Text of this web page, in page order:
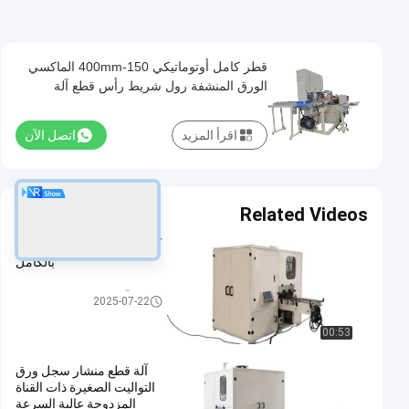
قطر كامل أوتوماتيكي 150-400mm الماكسي
الورق المنشفة رول شريط رأس قطع آلة
اتصل الآن اقرأ المزيد
Related Videos
00:53
بالكامل
آلة قطع لفة ورق التواليت
2025-07-22
آلة قطع منشار سجل ورق
التواليت الصغيرة ذات القناة
المزدوجة عالية السرعة